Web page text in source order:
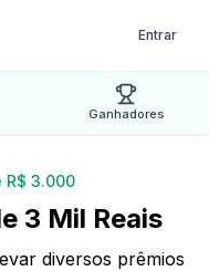
Entrar
Ganhadores
R$ 3.000
3 Mil Reais
diversos prêmios